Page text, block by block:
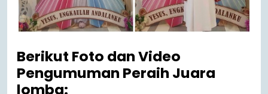
Berikut Foto dan Video
Pengumuman Peraih Juara
lomba: